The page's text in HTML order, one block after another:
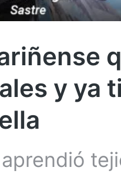
y ya